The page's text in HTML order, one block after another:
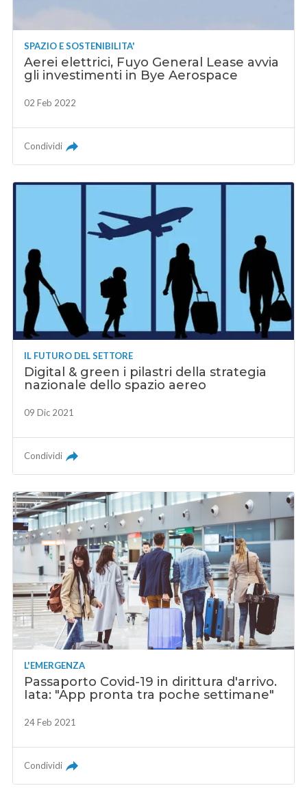
SPAZIO E SOSTENIBILITA'
Aerei elettrici, Fuyo General Lease avvia
gli investimenti in Bye Aerospace
02 Feb 2022
Condividi
IL FUTURO DEL SETTORE
Digital & green i pilastri della strategia
nazionale dello spazio aereo
09 Dic 2021
Condividi
L'EMERGENZA
Passaporto Covid-19 in dirittura d'arrivo.
Iata: "App pronta tra poche settimane"
24 Feb 2021
Condividi